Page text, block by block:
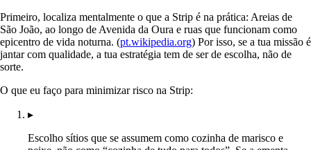
Primeiro, localiza mentalmente o que a Strip é na prática: Areias de
São João, ao longo de Avenida da Oura e ruas que funcionam como
epicentro de vida noturna. (pt.wikipedia.org) Por isso, se a tua missão é
jantar com qualidade, a tua estratégia tem de ser de escolha, não de
sorte.
O que eu faço para minimizar risco na Strip:
▸
Escolho sítios que se assumem como cozinha de marisco e